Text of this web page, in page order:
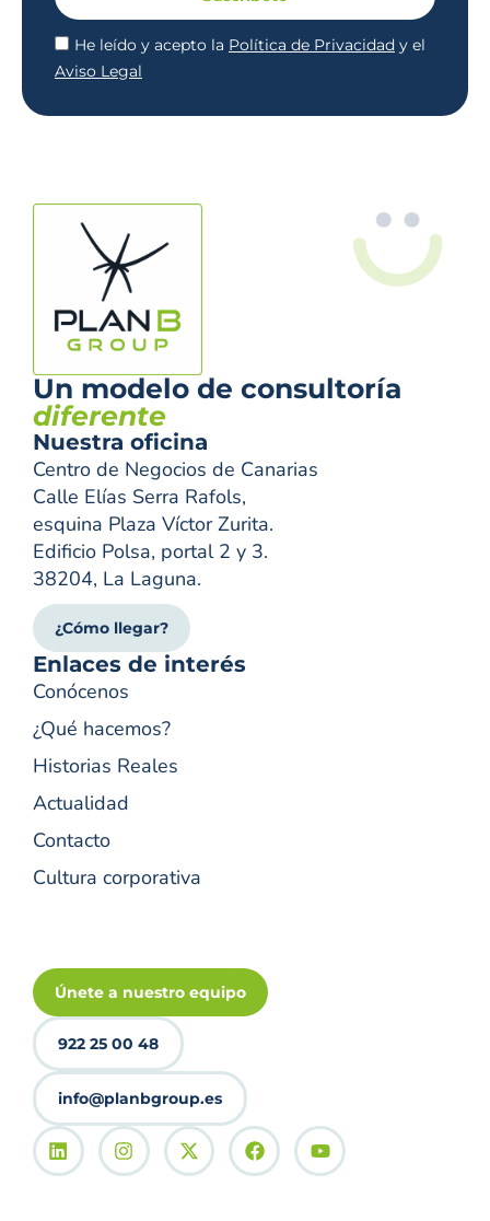
He leído y acepto la Política de Privacidad y el
Aviso Legal
Un modelo de consultoría
diferente
Nuestra oficina
Centro de Negocios de Canarias
Calle Elías Serra Rafols,
esquina Plaza Víctor Zurita.
Edificio Polsa, portal 2 y 3.
38204, La Laguna.
¿Cómo llegar?
Enlaces de interés
Conócenos
¿Qué hacemos?
Historias Reales
Actualidad
Contacto
Cultura corporativa
Únete a nuestro equipo
922 25 00 48
info@planbgroup.es